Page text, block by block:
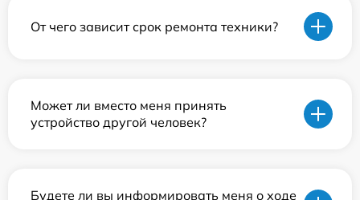
От чего зависит срок ремонта техники?
Может ли вместо меня принять
устройство другой человек?
Будете ли вы информировать меня о ходе